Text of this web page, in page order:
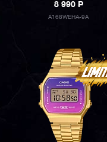
8 990P
A168WEHA-9A